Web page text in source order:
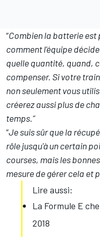
“Combien la batterie
comment l'équipe
quelle quantité, quand,
compenser. Si votre
non seulement vous
créerez aussi plus de
temps.”
“Je suis sûr que la
rôle jusqu'à un certain
courses, mais les
mesure de gérer cela et
Lire aussi:
La Formule E
2018